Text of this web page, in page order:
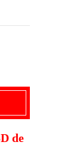
giurgiu,
social
dezvaluiri,
de